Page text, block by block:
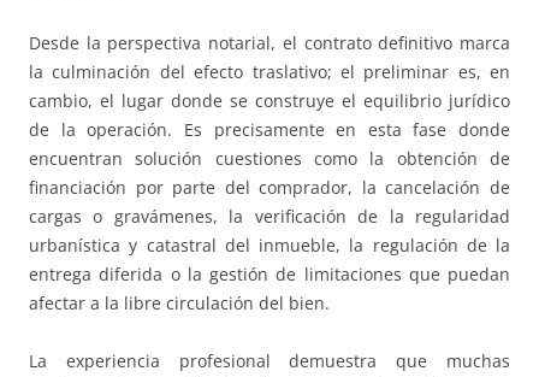
Desde la perspectiva notarial, el contrato definitivo marca
la culminación del efecto traslativo; el preliminar es, en
cambio, el lugar donde se construye el equilibrio jurídico
de la operación. Es precisamente en esta fase donde
encuentran solución cuestiones como la obtención de
financiación por parte del comprador, la cancelación de
cargas o gravámenes, la verificación de la regularidad
urbanística y catastral del inmueble, la regulación de la
entrega diferida o la gestión de limitaciones que puedan
afectar a la libre circulación del bien.
La experiencia profesional demuestra que muchas